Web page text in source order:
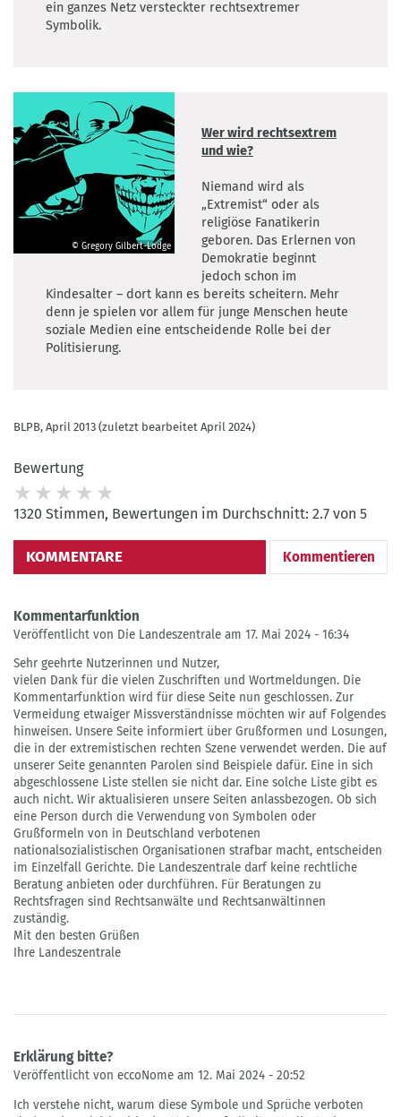
Lodge
ein ganzes Netz versteckter rechtsextremer
Symbolik.
Gilbert-
Lodge
© Gregory Gilbert-Lodge
Wer wird rechtsextrem
und wie?
Niemand wird als
„Extremist“ oder als
religiöse Fanatikerin
geboren. Das Erlernen von
Demokratie beginnt
jedoch schon im
Kindesalter – dort kann es bereits scheitern. Mehr
denn je spielen vor allem für junge Menschen heute
soziale Medien eine entscheidende Rolle bei der
Politisierung.
BLPB, April 2013 (zuletzt bearbeitet April 2024)
Bewertung
1320 Stimmen, Bewertungen im Durchschnitt: 2.7 von 5
KOMMENTARE Kommentieren
Kommentarfunktion
Veröffentlicht von Die Landeszentrale am 17. Mai 2024 - 16:34
Sehr geehrte Nutzerinnen und Nutzer,
vielen Dank für die vielen Zuschriften und Wortmeldungen. Die
Kommentarfunktion wird für diese Seite nun geschlossen. Zur
Vermeidung etwaiger Missverständnisse möchten wir auf Folgendes
hinweisen. Unsere Seite informiert über Grußformen und Losungen,
die in der extremistischen rechten Szene verwendet werden. Die auf
unserer Seite genannten Parolen sind Beispiele dafür. Eine in sich
abgeschlossene Liste stellen sie nicht dar. Eine solche Liste gibt es
auch nicht. Wir aktualisieren unsere Seiten anlassbezogen. Ob sich
eine Person durch die Verwendung von Symbolen oder
Grußformeln von in Deutschland verbotenen
nationalsozialistischen Organisationen strafbar macht, entscheiden
im Einzelfall Gerichte. Die Landeszentrale darf keine rechtliche
Beratung anbieten oder durchführen. Für Beratungen zu
Rechtsfragen sind Rechtsanwälte und Rechtsanwältinnen
zuständig.
Mit den besten Grüßen
Ihre Landeszentrale
Erklärung bitte?
Veröffentlicht von eccoNome am 12. Mai 2024 - 20:52
Ich verstehe nicht, warum diese Symbole und Sprüche verboten